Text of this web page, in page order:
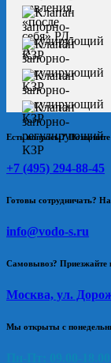
Есть вопросы?
+7 (495) 294-88-45
Готовы сотрудничать?
info@vodo-s.ru
Самовывоз? Приезжайте
Москва, ул.
Мы открыты с